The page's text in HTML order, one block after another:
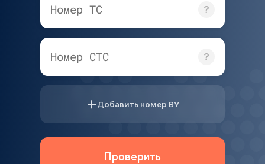
Номер ТС
Номер СТС
Добавить номер ВУ
Проверить